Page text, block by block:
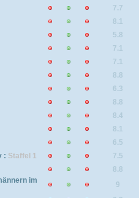
7.7
8.1
5.8
7.1
7.1
8.8
6.3
8.8
8.4
8.1
6.5
: Staffel 1
7.5
8.8
im
9